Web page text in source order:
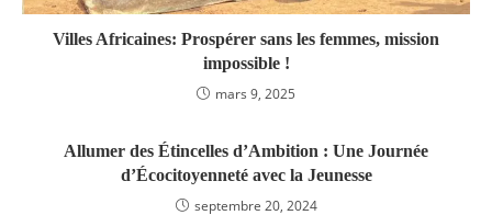
Villes Africaines: Prospérer sans les femmes, mission
impossible !
mars 9, 2025
Allumer des Étincelles d’Ambition : Une Journée
d’Écocitoyenneté avec la Jeunesse
septembre 20, 2024